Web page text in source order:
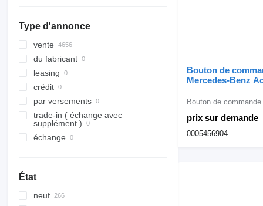
capteurs de niveau d'huile
autres pièces détachées du
moteur
S-Class
Premium
L-series
Type d'annonce
vente
du fabricant
leasing
crédit
par versements
trade-in ( échange avec
supplément )
échange
État
neuf
Bouton de
Mercedes-Benz
Diferencial
Actros / Axor /
prix sur demande
Bouton de commande
0005456904